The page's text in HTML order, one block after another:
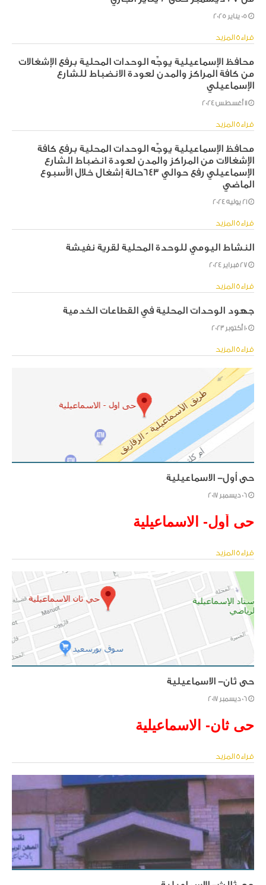
قراءة المزيد
محافظ الإسماعيلية يوجِّه الوحدات المحلية برفع الإشغالات
من كافة المراكز والمدن لعودة الانضباط للشارع
الإسماعيلي
قراءة المزيد
محافظ الإسماعيلية يوجِّه الوحدات المحلية برفع كافة
الإشغالات من المراكز والمدن لعودة انضباط الشارع
الإسماعيلي رفع حوالي ٦٤٣حالة إشغال خلال الأسبوع
الماضي
قراءة المزيد
النشاط اليومي للوحدة المحلية لقرية نفيشة
قراءة المزيد
جهود الوحدات المحلية في القطاعات الخدمية
قراءة المزيد
حى أول- الاسماعيلية
حى أول- الاسماعيلية
قراءة المزيد
حى ثان- الاسماعيلية
حى ثان- الاسماعيلية
قراءة المزيد